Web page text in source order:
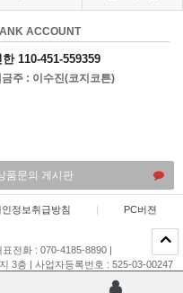
ACCOUNT
한 110-451-559359
주 : 이수진(코지코튼)
품문의 게시판
인정보취급방침 | PC버젼
표전화 : 070-4185-8890 |
3층 | 사업자등록번호 : 525-03-00247
개인정보관리책임자 : 이채은